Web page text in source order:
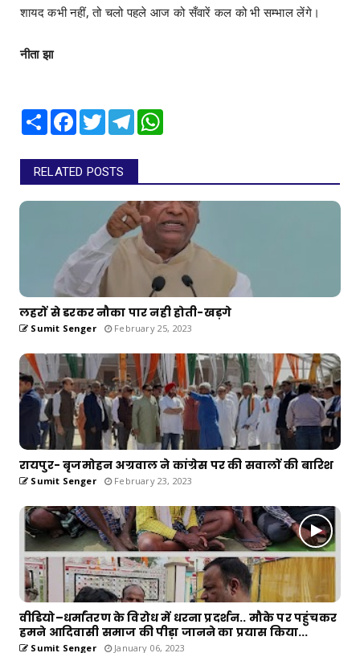
शायद कभी नहीं, तो चलो पहले आज को सँवारें कल को भी सम्भाल लेंगे।
नीता झा
Share Facebook
TwitterTelegram
RELATED POSTS
लहरों से डरकर नौका पार नही होती-खड़गे
Sumit Senger February 25, 2023
रायपुर- बृजमोहन अग्रवाल ने कांग्रेस पर की सवालों की बारिश
Sumit Senger February 23, 2023
वीडियो–धर्मांतरण के विरोध में धरना प्रदर्शन.. मौके पर पहुंचकर
हमने आदिवासी समाज की पीड़ा जानने का प्रयास किया...
Sumit Senger January 06, 2023